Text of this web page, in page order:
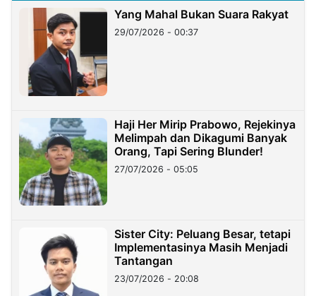
Yang Mahal Bukan Suara Rakyat
29/07/2026 - 00:37
Haji Her Mirip Prabowo, Rejekinya
Melimpah dan Dikagumi Banyak
Orang, Tapi Sering Blunder!
27/07/2026 - 05:05
Sister City: Peluang Besar, tetapi
Implementasinya Masih Menjadi
Tantangan
23/07/2026 - 20:08